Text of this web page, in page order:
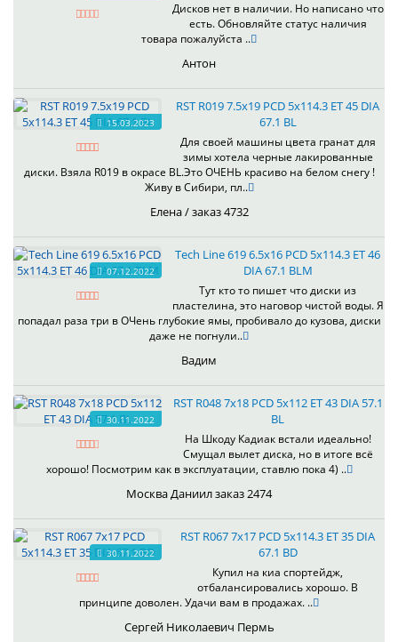
Дисков нет в наличии. Но написано что
есть. Обновляйте статус наличия
товара пожалуйста ..
Антон
15.03.2023
RST R019 7.5x19 PCD 5x114.3 ET 45 DIA
67.1 BL
Для своей машины цвета гранат для
зимы хотела черные лакированные
диски. Взяла R019 в окрасе BL.Это ОЧЕНЬ красиво на белом снегу !
Живу в Сибири, пл..
Елена / заказ 4732
07.12.2022
Tech Line 619 6.5x16 PCD 5x114.3 ET 46
DIA 67.1 BLM
Тут кто то пишет что диски из
пластелина, это наговор чистой воды. Я
попадал раза три в ОЧень глубокие ямы, пробивало до кузова, диски
даже не погнули..
Вадим
30.11.2022
RST R048 7x18 PCD 5x112 ET 43 DIA 57.1
BL
На Шкоду Кадиак встали идеально!
Смущал вылет диска, но в итоге всё
хорошо! Посмотрим как в эксплуатации, ставлю пока 4) ..
Москва Даниил заказ 2474
30.11.2022
RST R067 7x17 PCD 5x114.3 ET 35 DIA
67.1 BD
Купил на киа спортейдж,
отбалансировались хорошо. В
принципе доволен. Удачи вам в продажах. ..
Сергей Николаевич Пермь